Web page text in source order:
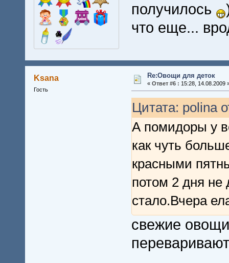
получилось
что еще...
Ksana
Гость
Re:Овощи для деток
« Ответ #6 : 15:28, 14.08.2009
Цитата: polina
А помидоры у
как чуть
красными
потом 2 дня
стало.Вчера
свежие